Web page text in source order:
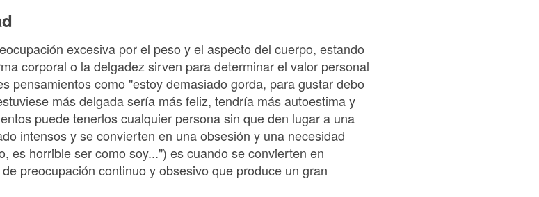
excesiva por el peso y el aspecto del cuerpo, estando
corporal o la delgadez sirven para determinar el valor personal
pensamientos como "estoy demasiado gorda, para gustar debo
más delgada sería más feliz, tendría más autoestima y
puede tenerlos cualquier persona sin que den lugar a una
intensos y se convierten en una obsesión y una necesidad
es horrible ser como soy...") es cuando se convierten en
preocupación continuo y obsesivo que produce un gran